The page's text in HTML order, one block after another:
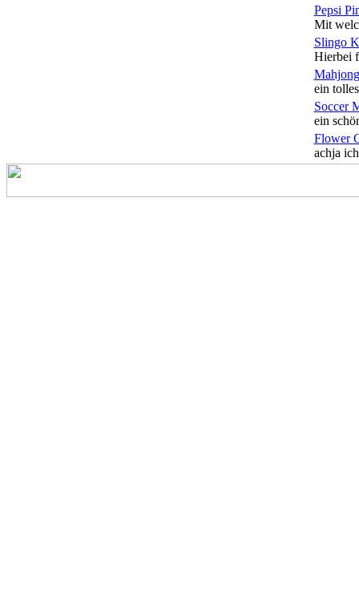
Pepsi
Mit
Slingo
Hierbei
ein
Soccer
ein
Flower
achja